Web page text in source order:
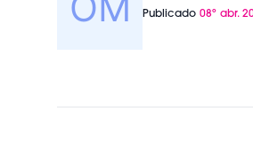
Publicado 08º abr.